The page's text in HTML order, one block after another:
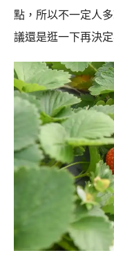
點，所以不一定人
議還是逛一下再決